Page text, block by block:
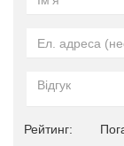
Рейтинг: